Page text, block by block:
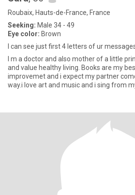
Roubaix, Hauts-de-France, France
Seeking: Male 34 - 49
Eye color: Brown
I can see just first 4 letters of ur
I m a doctor and also mother of a little
and value healthy living. Books are my
improvemet and i expect my partner
way.i love art and music and i sing from